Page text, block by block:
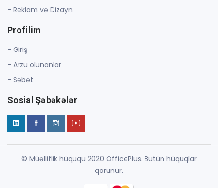
- Reklam və Dizayn
Profilim
- Giriş
- Arzu olunanlar
- Səbət
Sosial Şəbəkələr
© Müəlliflik hüququ 2020 OfficePlus. Bütün hüquqlar
qorunur.